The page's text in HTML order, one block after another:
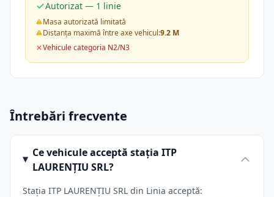
Autorizat — 1 linie
Masa autorizată limitată
Distanța maximă între axe vehicul:9.2 M
Vehicule categoria N2/N3
Întrebări frecvente
Ce vehicule acceptă stația ITP
LAURENŢIU SRL?
Stația ITP LAURENŢIU SRL din Linia acceptă: